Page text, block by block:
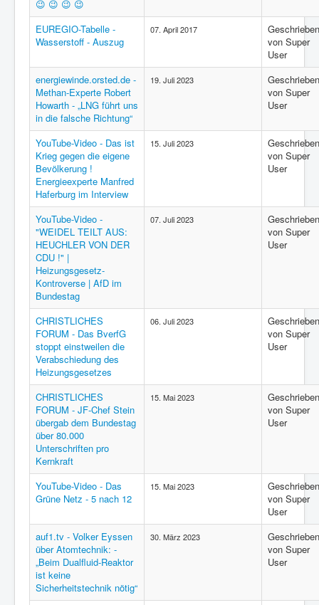
😉 😉 😉 😉
EUREGIO-Tabelle -
Wasserstoff - Auszug
07. April 2017
Geschrieben
von Super
User
energiewinde.orsted.de -
Methan-Experte Robert
Howarth - „LNG führt uns
in die falsche Richtung“
19. Juli 2023
Geschrieben
von Super
User
YouTube-Video - Das ist
Krieg gegen die eigene
Bevölkerung !
Energieexperte Manfred
Haferburg im Interview
15. Juli 2023
Geschrieben
von Super
User
YouTube-Video -
"WEIDEL TEILT AUS:
HEUCHLER VON DER
CDU !" |
Heizungsgesetz-
Kontroverse | AfD im
Bundestag
07. Juli 2023
Geschrieben
von Super
User
CHRISTLICHES
FORUM - Das BverfG
stoppt einstweilen die
Verabschiedung des
Heizungsgesetzes
06. Juli 2023
Geschrieben
von Super
User
CHRISTLICHES
FORUM - JF-Chef Stein
übergab dem Bundestag
über 80.000
Unterschriften pro
Kernkraft
15. Mai 2023
Geschrieben
von Super
User
YouTube-Video - Das
Grüne Netz - 5 nach 12
15. Mai 2023
Geschrieben
von Super
User
auf1.tv - Volker Eyssen
über Atomtechnik: -
„Beim Dualfluid-Reaktor
ist keine
Sicherheitstechnik nötig“
30. März 2023
Geschrieben
von Super
User